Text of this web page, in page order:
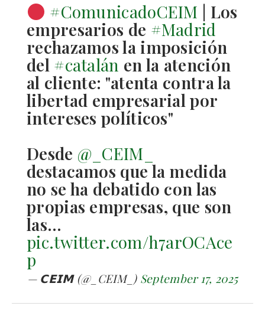
#ComunicadoCEIM | Los
empresarios de #Madrid
rechazamos la imposición
del #catalán en la atención
al cliente: "atenta contra la
libertad empresarial por
intereses políticos"
Desde @_CEIM_
destacamos que la medida
no se ha debatido con las
propias empresas, que son
las…
pic.twitter.com/h7arOCAce
p
— 𝗖𝗘𝗜𝗠 (@_CEIM_) September 17, 2025